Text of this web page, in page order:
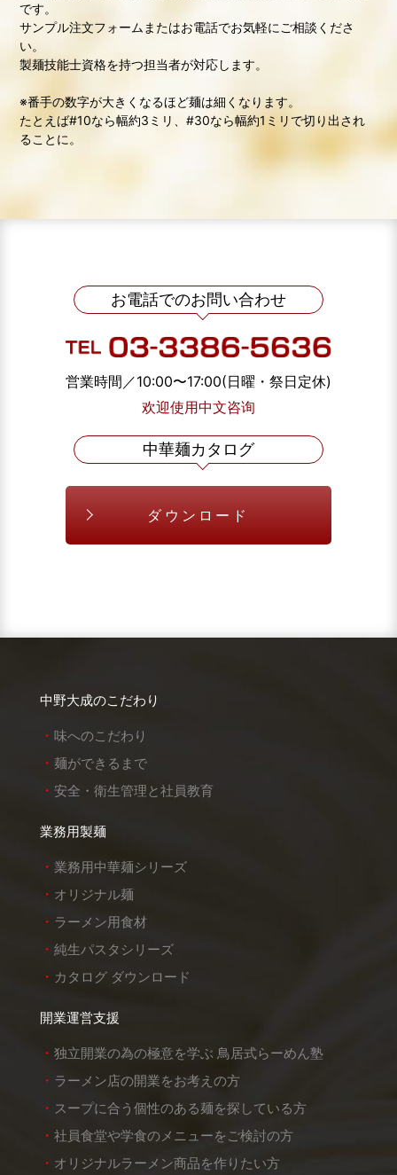
です。
サンプル注文フォームまたはお電話でお気軽にご相談くださ
い。
製麺技能士資格を持つ担当者が対応します。
※番手の数字が大きくなるほど麺は細くなります。
たとえば#10なら幅約3ミリ、#30なら幅約1ミリで切り出され
ることに。
お電話でのお問い合わせ
営業時間／10:00〜17:00(日曜・祭日定休)
欢迎使用中文咨询
中華麺カタログ
ダウンロード
中野大成のこだわり
味へのこだわり
麺ができるまで
安全・衛生管理と社員教育
業務用製麺
業務用中華麺シリーズ
オリジナル麺
ラーメン用食材
純生パスタシリーズ
カタログ ダウンロード
開業運営支援
独立開業の為の極意を学ぶ 鳥居式らーめん塾
ラーメン店の開業をお考えの方
スープに合う個性のある麺を探している方
社員食堂や学食のメニューをご検討の方
オリジナルラーメン商品を作りたい方